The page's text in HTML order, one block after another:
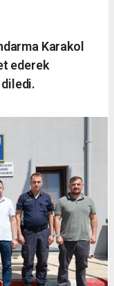
Karakol
ederek
diledi.